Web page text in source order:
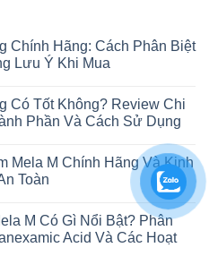
Chính Hãng: Cách Phân Biệt
Lưu Ý Khi Mua
Có Tốt Không? Review Chi
Phần Và Cách Sử Dụng
Mela M Chính Hãng Và Kinh
Toàn
M Có Gì Nổi Bật? Phân
Acid Và Các Hoạt